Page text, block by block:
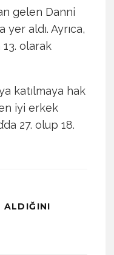
gelen Danni
aldı. Ayrıca,
olarak
katılmaya hak
iyi erkek
27. olup 18.
ALDIĞINI